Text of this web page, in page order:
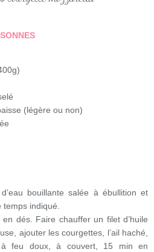
(légère ou non)
bouillante salée à ébullition et
indiqué.
dés. Faire chauffer un filet d’huile
ajouter les courgettes, l’ail haché,
feu doux, à couvert, 15 min en